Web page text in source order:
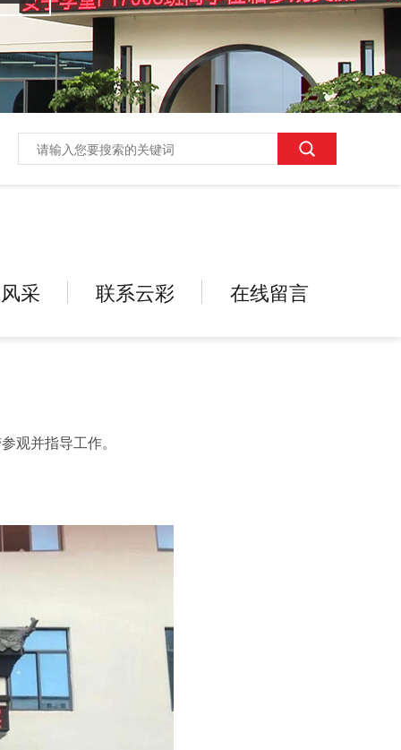
采 联系云彩 在线留言
观并指导工作。